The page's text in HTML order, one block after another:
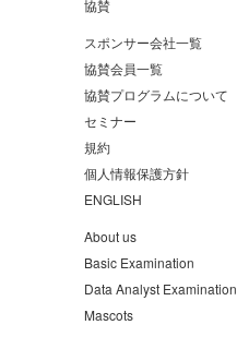
協賛
スポンサー会社一覧
協賛会員一覧
協賛プログラムについて
セミナー
規約
個人情報保護方針
ENGLISH
About us
Basic Examination
Data Analyst Examination
Mascots